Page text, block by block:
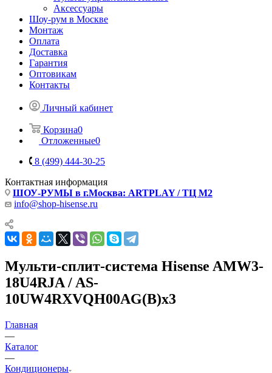
Аксессуары
Шоу-рум в Москве
Монтаж
Оплата
Доставка
Гарантия
Оптовикам
Контакты
Личный кабинет
Корзина0
Отложенные0
8 (499) 444-30-25
Контактная информация
ШОУ-РУМЫ в г.Москва: ARTPLAY / ТЦ М2
info@shop-hisense.ru
Мульти-сплит-система Hisense AMW3-
18U4RJA / AS-
10UW4RXVQH00AG(B)x3
Главная
—
Каталог
—
Кондиционеры